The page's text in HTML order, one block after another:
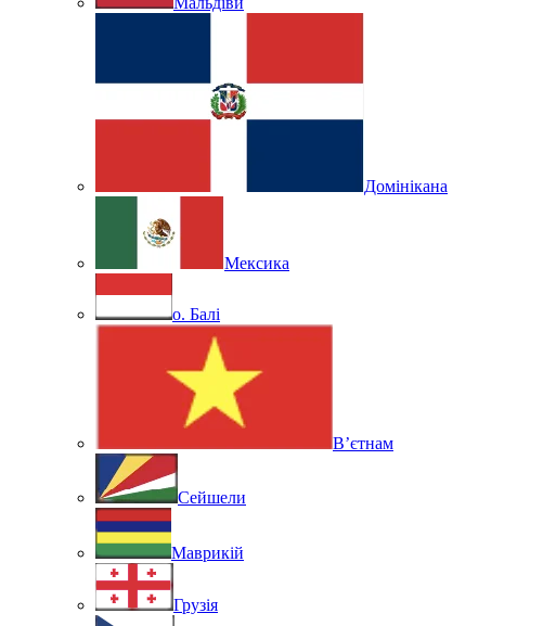
Домінікана
Мексика
о. Балі
В’єтнам
Сейшели
Маврикій
Грузія